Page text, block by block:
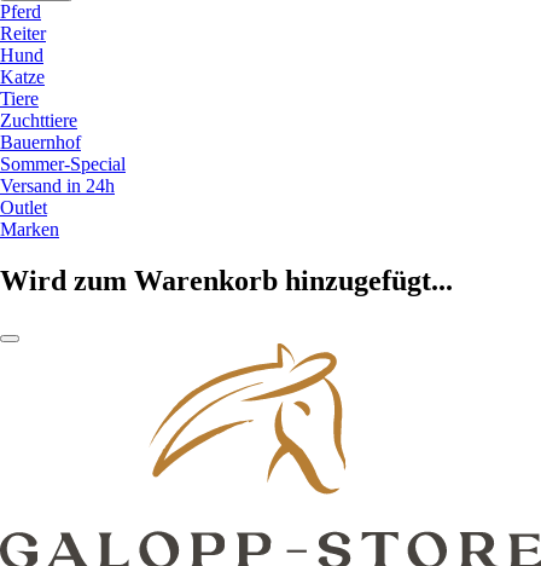
Pferd
Reiter
Hund
Katze
Tiere
Zuchttiere
Bauernhof
Sommer-Special
Versand in 24h
Outlet
Marken
Wird zum Warenkorb hinzugefügt...